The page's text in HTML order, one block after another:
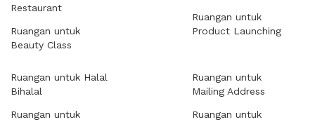
Restaurant
Ruangan untuk
Beauty Class
Ruangan untuk
Product Launching
Ruangan untuk Halal
Bihalal
Ruangan untuk
Ruangan untuk
Mailing Address
Ruangan untuk